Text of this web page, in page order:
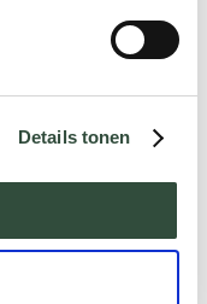
Details tonen
hoe meet je
om
in je
En waarom